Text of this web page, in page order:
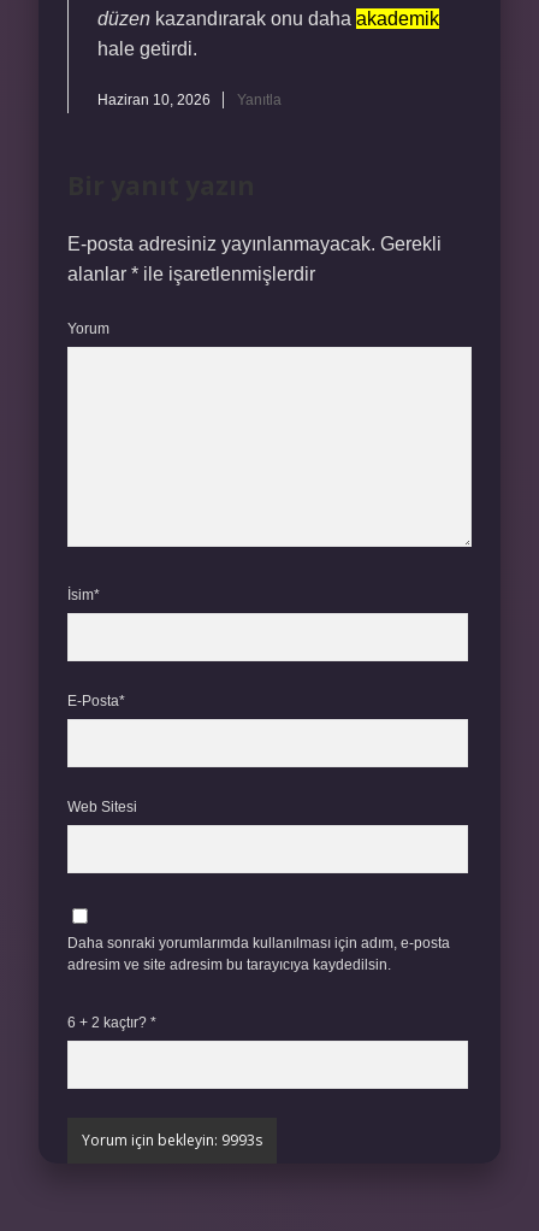
düzen kazandırarak onu daha akademik
hale getirdi.
Haziran 10, 2026 Yanıtla
E-posta adresiniz yayınlanmayacak. Gerekli
alanlar * ile işaretlenmişlerdir
Yorum
İsim*
E-Posta*
Web Sitesi
Daha sonraki yorumlarımda kullanılması için adım, e-posta
adresim ve site adresim bu tarayıcıya kaydedilsin.
6 + 2 kaçtır? *